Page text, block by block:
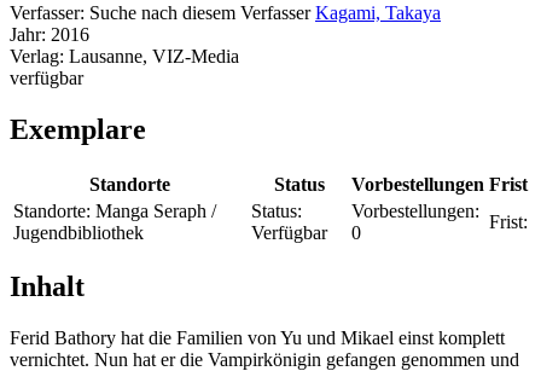
Verfasser: Suche nach diesem Verfasser Kagami, Takaya
Jahr: 2016
Verlag: Lausanne, VIZ-Media
verfügbar
Exemplare
Standorte Status Vorbestellungen Frist
Standorte: Manga Seraph /
Jugendbibliothek
Status:
Verfügbar
Vorbestellungen:
0
Frist:
Inhalt
Ferid Bathory hat die Familien von Yu und Mikael einst komplett
vernichtet. Nun hat er die Vampirkönigin gefangen genommen und